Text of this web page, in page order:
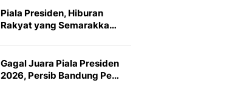
Piala Presiden, Hiburan
Rakyat yang Semarakka…
Gagal Juara Piala Presiden
2026, Persib Bandung Pe…